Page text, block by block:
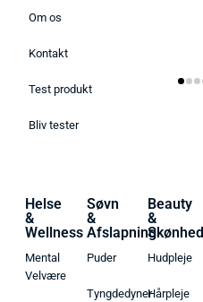
Om os
Kontakt
Test produkt
Bliv tester
Helse
&
Wellness
Mental
Velvære
Søvn
&
Afslapning
Puder
Tyngdedyner
Beauty
&
Skønhed
Hudpleje
Hårpleje